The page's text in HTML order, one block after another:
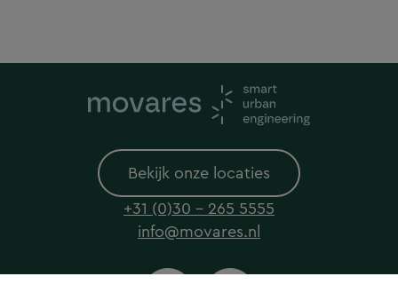
Bekijk onze locaties
+31 (0)30 - 265 5555
info@movares.nl